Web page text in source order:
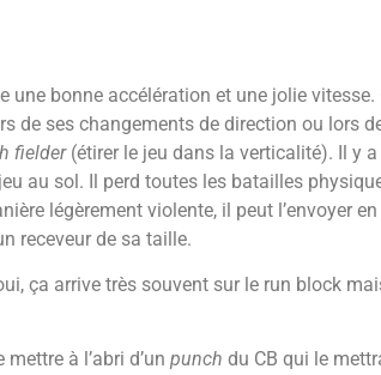
bonne accélération et une jolie
de ses changements de direction ou lors
fielder (étirer le jeu dans la verticalité). Il y
au sol. Il perd toutes les batailles
légèrement violente, il peut l’envoyer
receveur de sa taille.
ça arrive très souvent sur le run block
mettre à l’abri d’un punch du CB qui le